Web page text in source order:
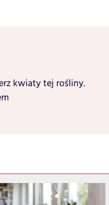
kwiaty tej rośliny.